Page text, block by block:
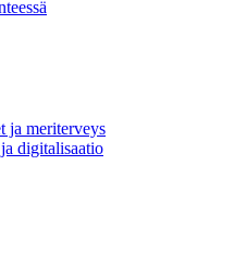
ja meriterveys
digitalisaatio